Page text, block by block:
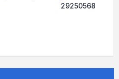
29250568